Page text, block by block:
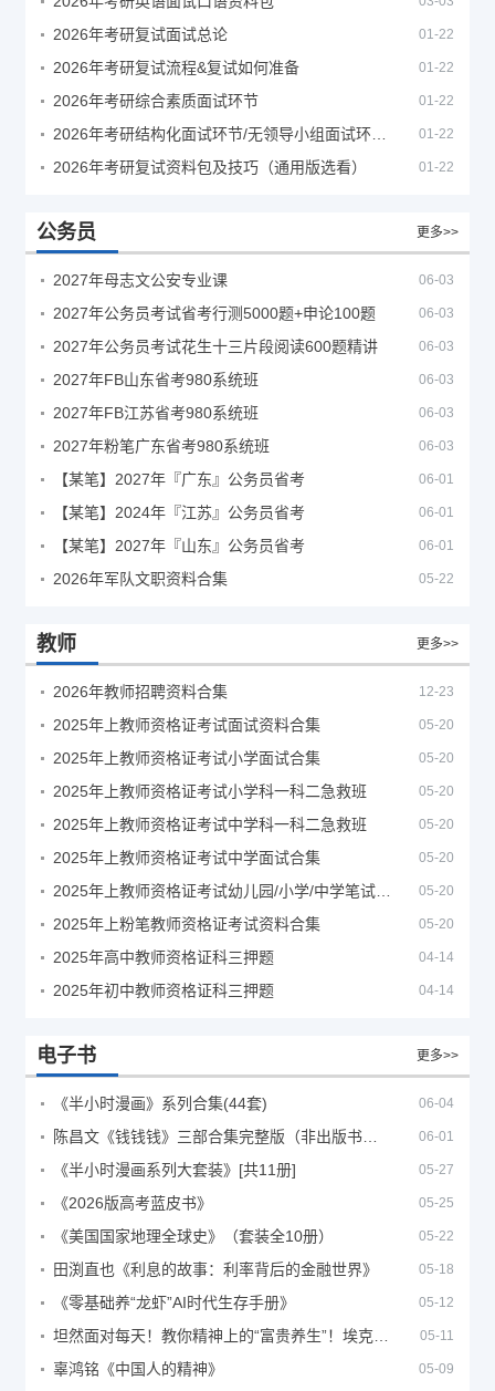
2026年考研复试面试总论 01-22
2026年考研复试流程&复试如何准备 01-22
2026年考研综合素质面试环节 01-22
01-22
2026年考研复试资料包及技巧（通用版选看） 01-22
公务员 更多>>
2027年母志文公安专业课 06-03
2027年公务员考试省考行测5000题+申论100题 06-03
2027年公务员考试花生十三片段阅读600题精讲 06-03
2027年FB山东省考980系统班 06-03
2027年FB江苏省考980系统班 06-03
2027年粉笔广东省考980系统班 06-03
【某笔】2027年『广东』公务员省考 06-01
【某笔】2024年『江苏』公务员省考 06-01
【某笔】2027年『山东』公务员省考 06-01
2026年军队文职资料合集 05-22
教师 更多>>
2026年教师招聘资料合集 12-23
2025年上教师资格证考试面试资料合集 05-20
2025年上教师资格证考试小学面试合集 05-20
2025年上教师资格证考试小学科一科二急救班 05-20
2025年上教师资格证考试中学科一科二急救班 05-20
2025年上教师资格证考试中学面试合集 05-20
05-20
2025年上粉笔教师资格证考试资料合集 05-20
2025年高中教师资格证科三押题 04-14
2025年初中教师资格证科三押题 04-14
电子书 更多>>
《半小时漫画》系列合集(44套) 06-04
06-01
《半小时漫画系列大套装》[共11册] 05-27
《2026版高考蓝皮书》 05-25
《美国国家地理全球史》（套装全10册） 05-22
田渕直也《利息的故事：利率背后的金融世界》 05-18
《零基础养“龙虾”AI时代生存手册》 05-12
05-11
辜鸿铭《中国人的精神》 05-09